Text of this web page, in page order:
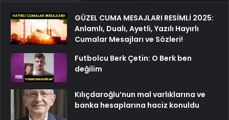
GÜZEL CUMA MESAJLARI RESİMLİ 2025:
Anlamlı, Dualı, Ayetli, Yazılı Hayırlı
Cumalar Mesajları ve Sözleri!
Futbolcu Berk Çetin: O Berk ben
değilim
Kılıçdaroğlu’nun mal varlıklarına ve
banka hesaplarına haciz konuldu